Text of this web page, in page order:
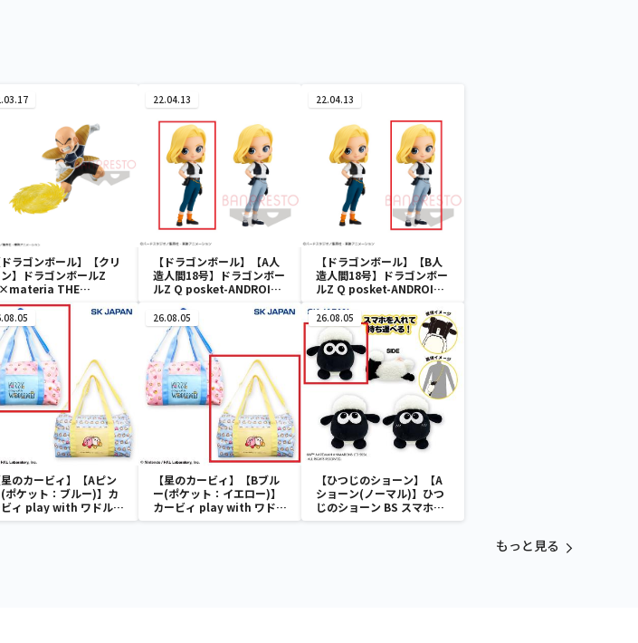
ドラゴンボール】【クリ
ン】ドラゴンボールZ
THE
22.04.13
【ドラゴンボール】【A人
造人間18号】ドラゴンボー
ルZ Q posket-ANDROID
22.04.13
【ドラゴンボール】【B人
造人間18号】ドラゴンボー
ルZ Q posket-ANDROID
星のカービィ】【Aピン
ポケット：ブルー)】カ
ビィ play with ワドルデ
ボストンバッグ
26.08.05
【星のカービィ】【Bブル
ー(ポケット：イエロー)】
カービィ play with ワドル
ディ ボストンバッグ
26.08.05
【ひつじのショーン】【A
ショーン(ノーマル)】ひつ
じのショーン BS スマホシ
ョーンルダー
もっと見る